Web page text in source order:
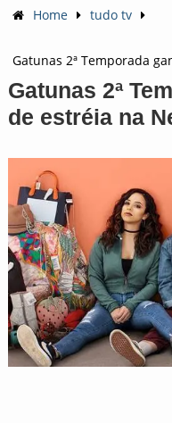
Home tudo tv
Gatunas 2ª Temporada
Gatunas 2ª
de estréia na